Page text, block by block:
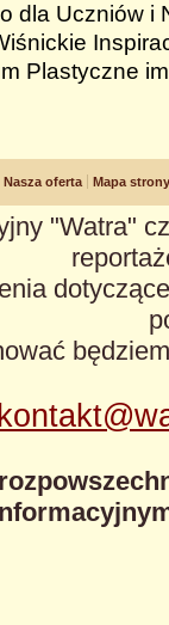
dla Uczniów i
Plastyczne
Nasza oferta Mapa strony
"Watra"